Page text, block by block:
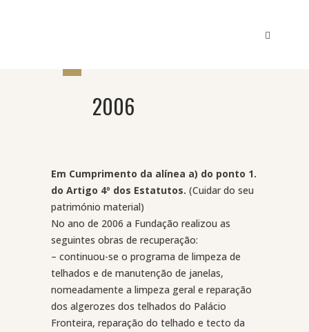
2006
Em Cumprimento da alínea a) do ponto 1.
do Artigo 4º dos Estatutos. (Cuidar do seu
património material)
No ano de 2006 a Fundação realizou as
seguintes obras de recuperação:
– continuou-se o programa de limpeza de
telhados e de manutenção de janelas,
nomeadamente a limpeza geral e reparação
dos algerozes dos telhados do Palácio
Fronteira, reparação do telhado e tecto da